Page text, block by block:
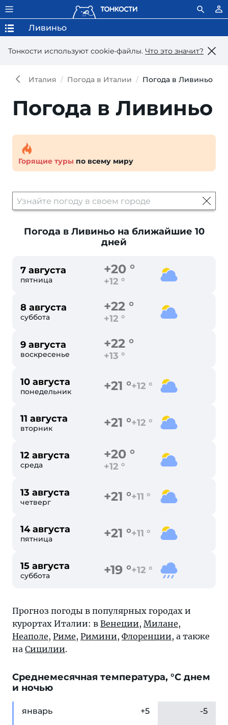
Тонкости используют сookie-файлы. Что это значит?
Ливиньо
Италия Погода в Италии Погода в Ливиньо
Погода в Ливиньо
Горящие туры по всему миру
Погода в Ливиньо на ближайшие 10
дней
7 августа
пятница
+20 °
+12 °
8 августа
суббота
+22 °
+12 °
9 августа
воскресенье
+22 °
+13 °
10 августа
понедельник +21 °+12 °
11 августа
вторник +21 °+12 °
12 августа
среда
+20 °
+12 °
13 августа
четверг +21 °+11 °
14 августа
пятница +21 °+11 °
15 августа
суббота +19 °+12 °
Прогноз погоды в популярных городах и
курортах Италии: в Венеции, Милане,
Неаполе, Риме, Римини, Флоренции, а также
на Сицилии.
Cреднемесячная температура, °C днем
и ночью
январь +5
-5